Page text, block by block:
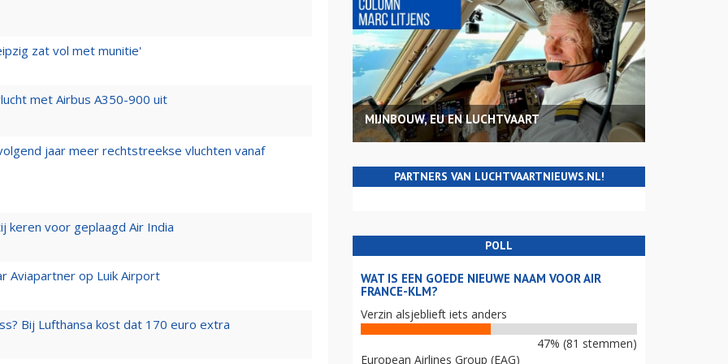
zat vol met munitie'
met Airbus A350-900 uit
jaar meer rechtstreekse vluchten vanaf
keren voor geplaagd Air India
Aviapartner op Luik Airport
Bij Lufthansa kost dat 170 euro extra
MIJNBOUW, EU EN LUCHTVAART
PARTNERS VAN LUCHTVAARTNIEUWS.NL!
POLL
WAT IS EEN GOEDE NIEUWE NAAM VOOR AIR
FRANCE-KLM?
Verzin alsjeblieft iets anders
47% (81 stemmen)
European Airlines Group (EAG)